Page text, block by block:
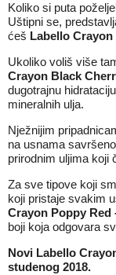
Koliko si puta
Uštipni se,
ćeš Labello
Ukoliko voliš više
Crayon Black
dugotrajnu
mineralnih ulja.
Nježnijim
na usnama
prirodnim uljima koji
Za sve tipove koji
koji pristaje svakim
Crayon Poppy Red
boji koja odgovara
Novi Labello
studenog 2018.